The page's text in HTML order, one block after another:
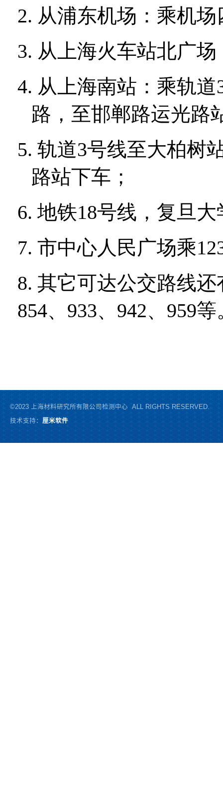
©2023 上海材料研究所有限公司检测中心 ALL RIGHTS RESERVED.
技术支持： 厘米软件